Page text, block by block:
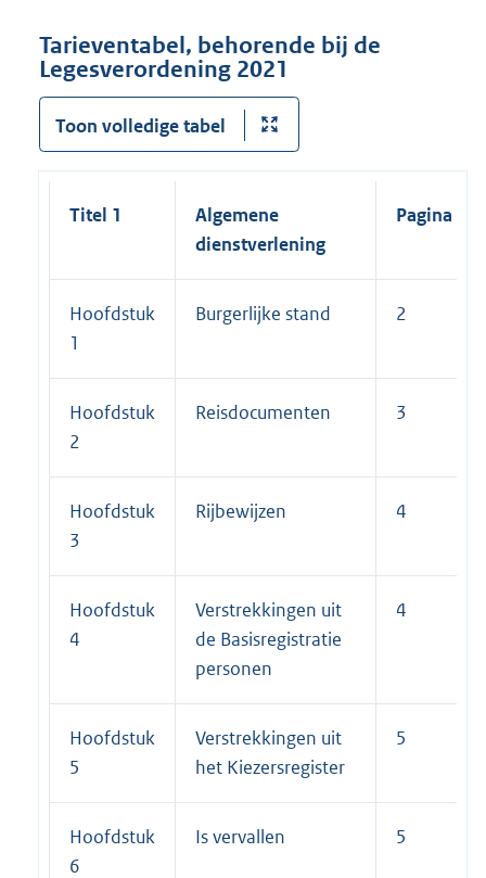
Tarieventabel, behorende bij de
Legesverordening 2021
Toon volledige tabel
Titel 1
Algemene
dienstverlening
Pagina
Hoofdstuk
1
Burgerlijke stand 2
Hoofdstuk
2
Reisdocumenten 3
Hoofdstuk
3
Rijbewijzen 4
Hoofdstuk
4
Verstrekkingen uit
de Basisregistratie
personen
4
Hoofdstuk
5
Verstrekkingen uit
het Kiezersregister
5
Hoofdstuk
6
Is vervallen 5